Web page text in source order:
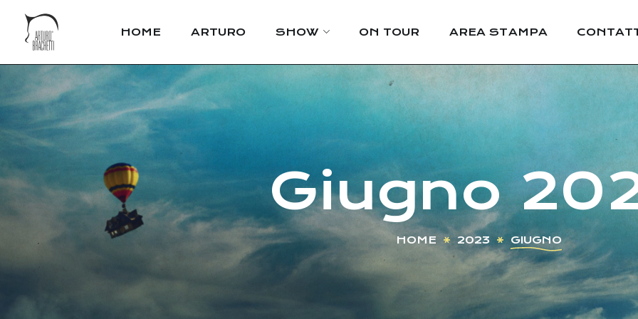
HOME ARTURO SHOW ON TOUR AREA STAMPA
Giugno
HOME 2023 GIUGNO